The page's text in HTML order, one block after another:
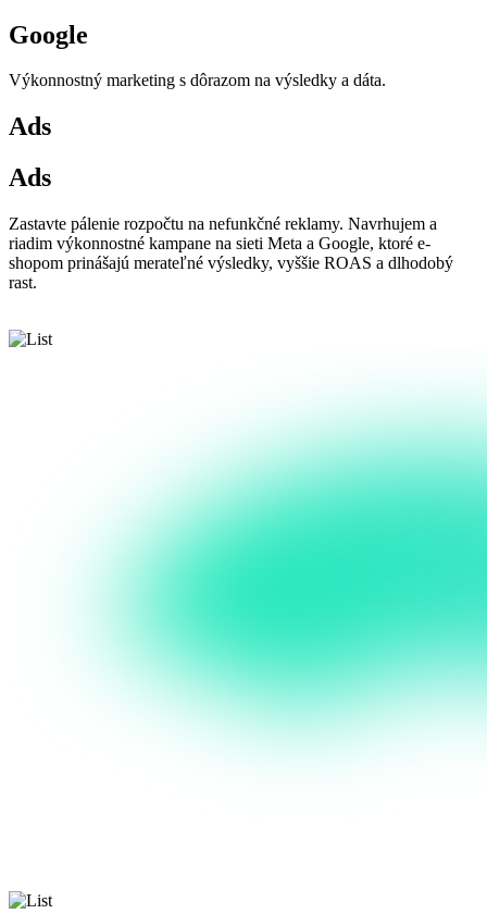
Google
Výkonnostný marketing s dôrazom na výsledky a dáta.
Ads
Ads
Zastavte pálenie rozpočtu na nefunkčné reklamy. Navrhujem a
riadim výkonnostné kampane na sieti Meta a Google, ktoré e-
shopom prinášajú merateľné výsledky, vyššie ROAS a dlhodobý
rast.